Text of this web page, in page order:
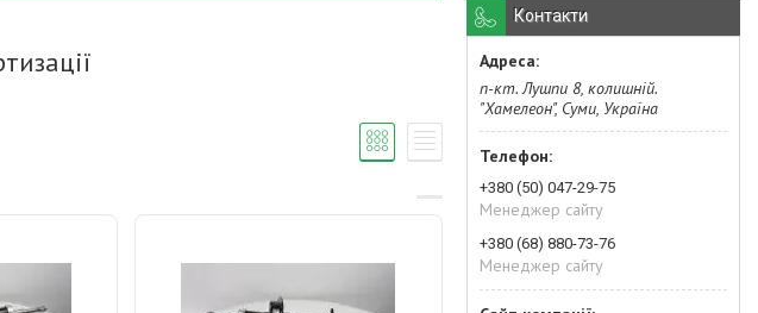
Контакти
п-кт. Лушпи 8, колишній.
"Хамелеон", Суми, Україна
+380 (50) 047-29-75
Менеджер сайту
+380 (68) 880-73-76
Менеджер сайту